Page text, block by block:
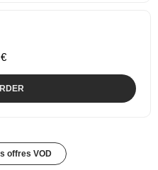
offres VOD